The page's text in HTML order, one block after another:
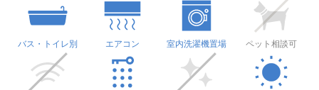
バス・トイレ別 エアコン 室内洗濯機置場 ペット相談可